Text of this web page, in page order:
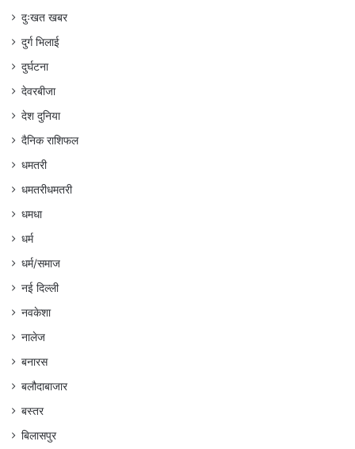
दुःखत खबर
दुर्ग भिलाई
दुर्घटना
देवरबीजा
देश दुनिया
दैनिक राशिफल
धमतरी
धमतरीधमतरी
धमधा
धर्म
धर्म/समाज
नई दिल्ली
नवकेशा
नालेज
बनारस
बलौदाबाजार
बस्तर
बिलासपुर